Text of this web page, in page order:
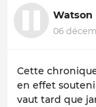
Watson
06
Cette
en effet
vaut tard que